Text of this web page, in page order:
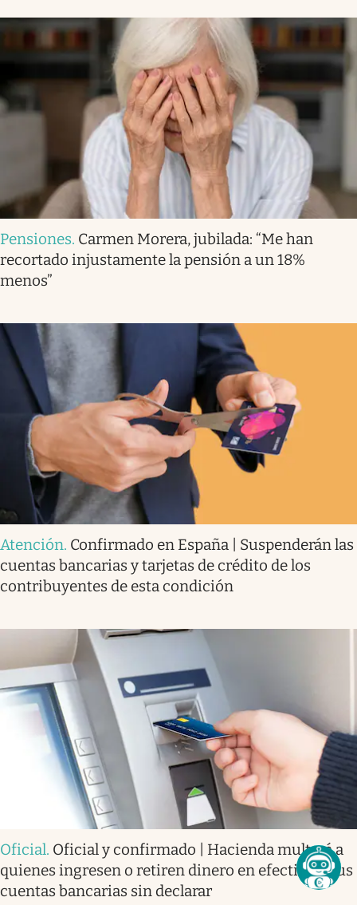
Pensiones. Carmen Morera, jubilada: “Me han
recortado injustamente la pensión a un 18%
menos”
Atención. Confirmado en España | Suspenderán las
cuentas bancarias y tarjetas de crédito de los
contribuyentes de esta condición
Oficial. Oficial y confirmado | Hacienda multará a
quienes ingresen o retiren dinero en efectivo a sus
cuentas bancarias sin declarar